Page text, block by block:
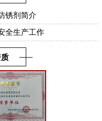
锈剂简介
全生产工作